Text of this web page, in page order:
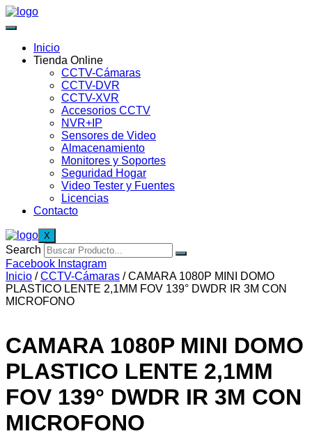
Inicio
Tienda Online
CCTV-Cámaras
CCTV-DVR
CCTV-XVR
Accesorios CCTV
NVR+IP
Sensores de Video
Almacenamiento
Monitores y Soportes
Seguridad Hogar
Video Tester y Fuentes
Licencias
Contacto
X
Search
Facebook Instagram
Inicio /CCTV-Cámaras / CAMARA 1080P MINI DOMO
PLASTICO LENTE 2,1MM FOV 139° DWDR IR 3M CON
MICROFONO
CAMARA 1080P MINI DOMO
PLASTICO LENTE 2,1MM
FOV 139° DWDR IR 3M CON
MICROFONO